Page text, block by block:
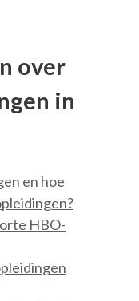
over
in
en hoe
HBO-